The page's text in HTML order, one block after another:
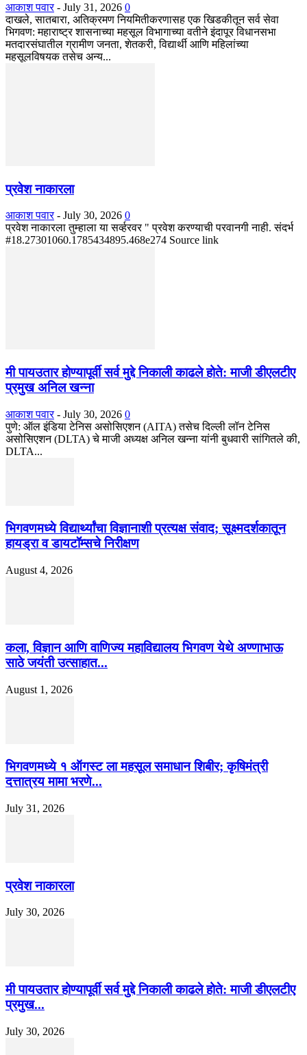
आकाश पवार - July 31, 2026 0
दाखले, सातबारा, अतिक्रमण नियमितीकरणासह एक खिडकीतून सर्व सेवा
भिगवण: महाराष्ट्र शासनाच्या महसूल विभागाच्या वतीने इंदापूर विधानसभा
मतदारसंघातील ग्रामीण जनता, शेतकरी, विद्यार्थी आणि महिलांच्या
महसूलविषयक तसेच अन्य...
प्रवेश नाकारला
आकाश पवार - July 30, 2026 0
प्रवेश नाकारला तुम्हाला या सर्व्हरवर " प्रवेश करण्याची परवानगी नाही. संदर्भ
#18.27301060.1785434895.468e274 Source link
मी पायउतार होण्यापूर्वी सर्व मुद्दे निकाली काढले होते: माजी डीएलटीए
प्रमुख अनिल खन्ना
आकाश पवार - July 30, 2026 0
पुणे: ऑल इंडिया टेनिस असोसिएशन (AITA) तसेच दिल्ली लॉन टेनिस
असोसिएशन (DLTA) चे माजी अध्यक्ष अनिल खन्ना यांनी बुधवारी सांगितले की,
DLTA...
भिगवणमध्ये विद्यार्थ्यांचा विज्ञानाशी प्रत्यक्ष संवाद; सूक्ष्मदर्शकातून
हायड्रा व डायटॉम्सचे निरीक्षण
August 4, 2026
कला, विज्ञान आणि वाणिज्य महाविद्यालय भिगवण येथे अण्णाभाऊ
साठे जयंती उत्साहात...
August 1, 2026
भिगवणमध्ये १ ऑगस्ट ला महसूल समाधान शिबीर; कृषिमंत्री
दत्तात्रय मामा भरणे...
July 31, 2026
प्रवेश नाकारला
July 30, 2026
मी पायउतार होण्यापूर्वी सर्व मुद्दे निकाली काढले होते: माजी डीएलटीए
प्रमुख...
July 30, 2026